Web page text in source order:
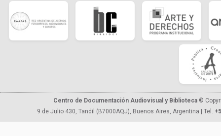
Centro de Documentación Audiovisual y Biblioteca ©
9 de Julio 430, Tandil (B7000AQJ), Buenos Aires, Argentina | Tel.